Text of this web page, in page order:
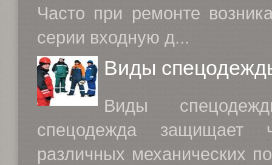
Часто при ремонте
серии входную д...
Виды
Виды
спецодежда защищает
различных механических